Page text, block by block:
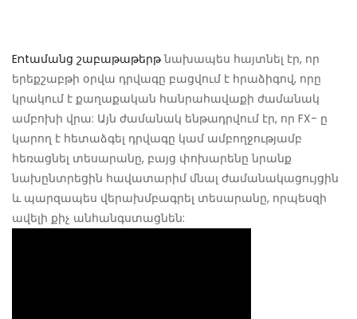
Entամանց շաբաթաթերթնախապես հայտնել էր, որ
երեքշաբթի օրվա դրվագը բացվում է հրաձիգով, որը
կրակում է քաղաքական հանրահավաքի ժամանակ
ամբոխի վրա: Այն ժամանակ ենթադրվում էր, որ FX- ը
կարող է հետաձգել դրվագը կամ ամբողջությամբ
հեռացնել տեսարանը, բայց փոխարենը նրանք
նախընտրեցին հավատարիմ մնալ ժամանակացույցին
և պարզապես վերախմբագրել տեսարանը, որպեսզի
ավելի քիչ անհանգստացնեն: